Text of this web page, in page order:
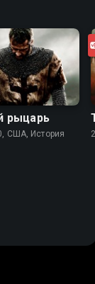
рыцарь
США, История